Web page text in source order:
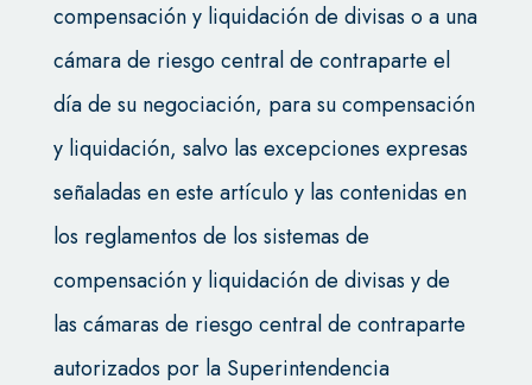
compensación y liquidación de divisas o a una
cámara de riesgo central de contraparte el
día de su negociación, para su compensación
y liquidación, salvo las excepciones expresas
señaladas en este artículo y las contenidas en
los reglamentos de los sistemas de
compensación y liquidación de divisas y de
las cámaras de riesgo central de contraparte
autorizados por la Superintendencia